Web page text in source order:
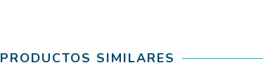
PRODUCTOS SIMILARES